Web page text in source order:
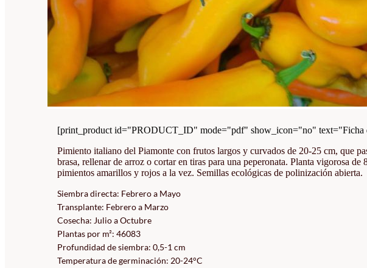
[print_product id="PRODUCT_ID" mode="pdf" show_icon="no" text="Ficha
Pimiento italiano del Piamonte con frutos largos y curvados de 20-25 cm, que
brasa, rellenar de arroz o cortar en tiras para una peperonata. Planta vigorosa
pimientos amarillos y rojos a la vez. Semillas ecológicas de polinización abierta.
Siembra directa: Febrero a Mayo
Transplante: Febrero a Marzo
Cosecha: Julio a Octubre
Plantas por m²: 46083
Profundidad de siembra: 0,5-1 cm
Temperatura de germinación: 20-24°C